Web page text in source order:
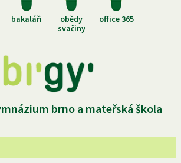
bakaláři
obědy
svačiny
office 365
brno a mateřská škola